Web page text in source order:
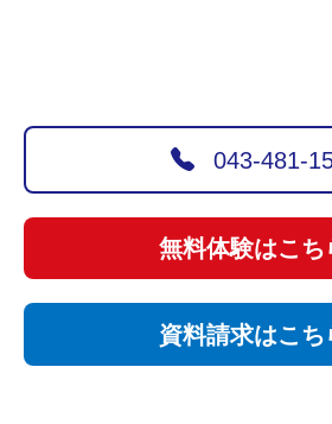
043-481-
無料体験はこち
資料請求はこち